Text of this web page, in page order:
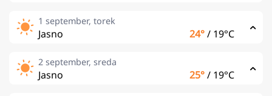
1 september, torek
Jasno 24°/ 19°C
2 september, sreda
Jasno 25°/ 19°C